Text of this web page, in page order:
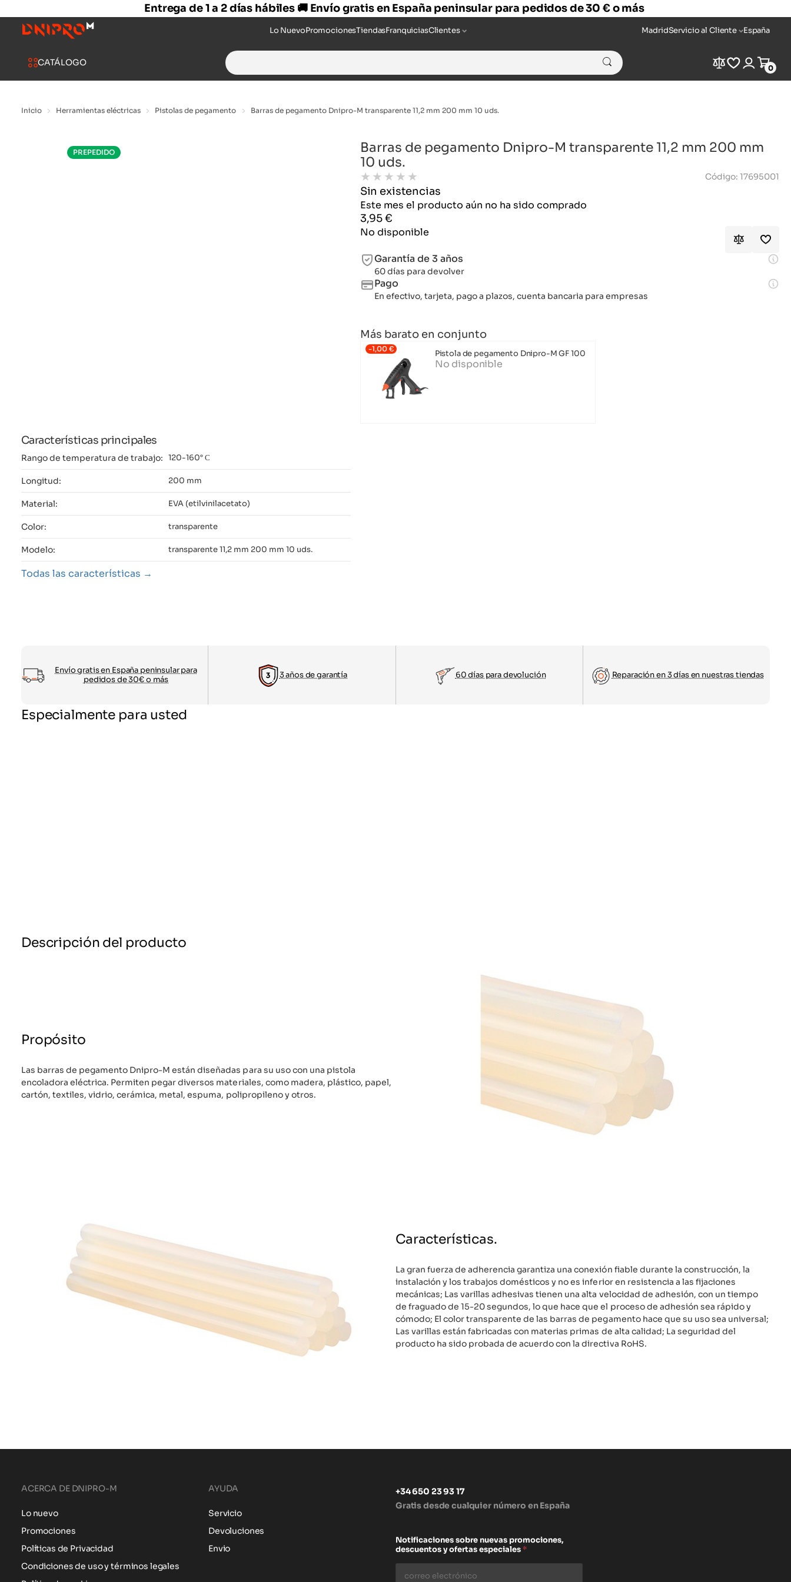
Entrega de 1 a 2 días hábiles 🚚 Envío gratis en España peninsular para pedidos de 30 € o más
Lo NuevoPromocionesTiendasFranquiciasClientes MadridServicio al Cliente España
CATÁLOGO
Search
for:
Compare
Wishlist
Login
Cart
0
Inicio Herramientas eléctricas Pistolas de pegamento Barras de pegamento Dnipro-M transparente 11,2 mm 200 mm 10 uds.
PREPEDIDO
Características principales
Rango de temperatura de trabajo: 120-160° С
Longitud: 200 mm
Material: EVA (etilvinilacetato)
Color: transparente
Modelo: transparente 11,2 mm 200 mm 10 uds.
Todas las características
Barras de pegamento Dnipro-M transparente 11,2 mm 200 mm
10 uds.
★ ★ ★ ★ ★ Código: 17695001
Sin existencias
Este mes el producto aún no ha sido comprado
3,95€
No disponible
Garantía de 3 años
60 días para devolver
Pago
En efectivo, tarjeta, pago a plazos, cuenta bancaria para empresas
Más barato en conjunto
-1,00 € Pistola de pegamento Dnipro-M GF 100
No disponible
Envío gratis en España peninsular para
pedidos de 30€ o más
3 años de garantía 60 días para devolución Reparación en 3 días en nuestras tiendas
Especialmente para usted
Descripción del producto
Propósito
Las barras de pegamento Dnipro-M están diseñadas para su uso con una pistola
encoladora eléctrica. Permiten pegar diversos materiales, como madera, plástico, papel,
cartón, textiles, vidrio, cerámica, metal, espuma, polipropileno y otros.
Características.
La gran fuerza de adherencia garantiza una conexión fiable durante la construcción, la
instalación y los trabajos domésticos y no es inferior en resistencia a las fijaciones
mecánicas; Las varillas adhesivas tienen una alta velocidad de adhesión, con un tiempo
de fraguado de 15-20 segundos, lo que hace que el proceso de adhesión sea rápido y
cómodo; El color transparente de las barras de pegamento hace que su uso sea universal;
Las varillas están fabricadas con materias primas de alta calidad; La seguridad del
producto ha sido probada de acuerdo con la directiva RoHS.
ACERCA DE DNIPRO-M
Lo nuevo
Promociones
Políticas de Privacidad
Condiciones de uso y términos legales
AYUDA
Servicio
Devoluciones
Envio
+34 650 23 93 17
Gratis desde cualquier número en España
Notificaciones sobre nuevas promociones,
descuentos y ofertas especiales*